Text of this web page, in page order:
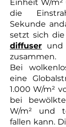
Einheit W/
die
Sekunde
setzt sich die
diffuser und
zusammen.
Bei
eine
1.000 W/m²
bei
W/m² und
fallen kann.